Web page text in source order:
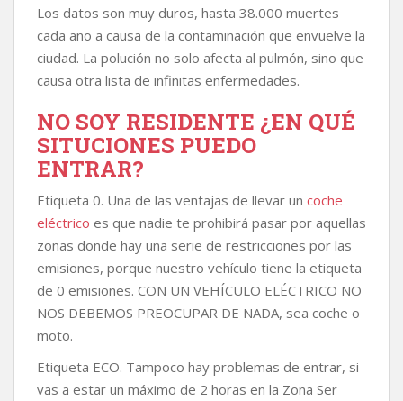
Los datos son muy duros, hasta 38.000 muertes
cada año a causa de la contaminación que envuelve la
ciudad. La polución no solo afecta al pulmón, sino que
causa otra lista de infinitas enfermedades.
NO SOY RESIDENTE ¿EN QUÉ
SITUCIONES PUEDO
ENTRAR?
Etiqueta 0. Una de las ventajas de llevar un coche
eléctrico es que nadie te prohibirá pasar por aquellas
zonas donde hay una serie de restricciones por las
emisiones, porque nuestro vehículo tiene la etiqueta
de 0 emisiones. CON UN VEHÍCULO ELÉCTRICO NO
NOS DEBEMOS PREOCUPAR DE NADA, sea coche o
moto.
Etiqueta ECO. Tampoco hay problemas de entrar, si
vas a estar un máximo de 2 horas en la Zona Ser